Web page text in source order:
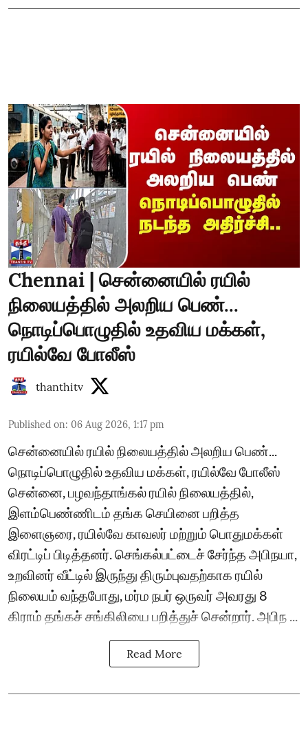
Chennai | சென்னையில் ரயில்
நிலையத்தில் அலறிய பெண்...
நொடிப்பொழுதில் உதவிய மக்கள்,
ரயில்வே போலீஸ்
thanthitv
Published on: 06 Aug 2026, 1:17 pm
சென்னையில் ரயில் நிலையத்தில் அலறிய பெண்...
நொடிப்பொழுதில் உதவிய மக்கள், ரயில்வே போலீஸ்
சென்னை, பழவந்தாங்கல் ரயில் நிலையத்தில்,
இளம்பெண்ணிடம் தங்க செயினை பறித்த
இளைஞரை, ரயில்வே காவலர் மற்றும் பொதுமக்கள்
விரட்டிப் பிடித்தனர். செங்கல்பட்டைச் சேர்ந்த அபிநயா,
உறவினர் வீட்டில் இருந்து திரும்புவதற்காக ரயில்
நிலையம் வந்தபோது, மர்ம நபர் ஒருவர் அவரது 8
கிராம் தங்கச் சங்கிலியை பறித்துச் சென்றார். அபிந ...
Read More